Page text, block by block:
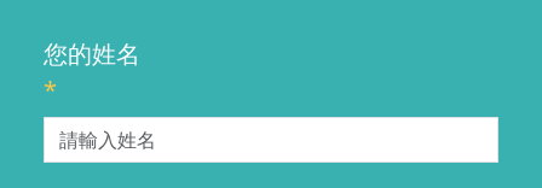
您的姓名
*